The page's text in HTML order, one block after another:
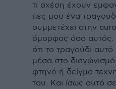
τι σχέση έχουν
πες μου ένα
συμμετέχει στην
όμορφος όσο αυτός.
ότι το τραγούδι
μέσα στο
φτηνό ή δείγμα
του. Και ίσως αυτό